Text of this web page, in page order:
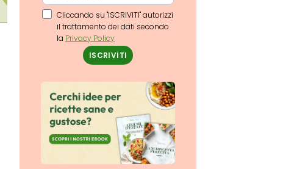
Cliccando su "ISCRIVITI" autorizzi
il trattamento dei dati secondo
la Privacy Policy
ISCRIVITI